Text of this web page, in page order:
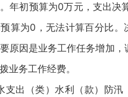
年初预算为0万元，支出决
算为0，无法计算百分比。
原因是业务工作任务增加，
业务工作经费。
出（类）水利（款）防汛